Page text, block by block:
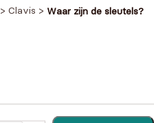
> Clavis > Waar zijn de sleutels?